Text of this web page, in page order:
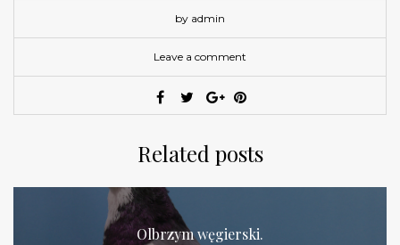
by admin
Leave a comment
Related posts
Olbrzym węgierski.